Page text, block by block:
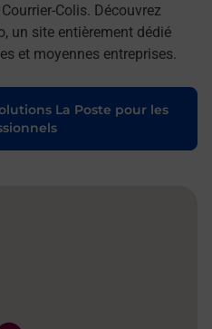
Colis. Découvrez
un site entièrement dédié
et moyennes entreprises.
La Poste pour les